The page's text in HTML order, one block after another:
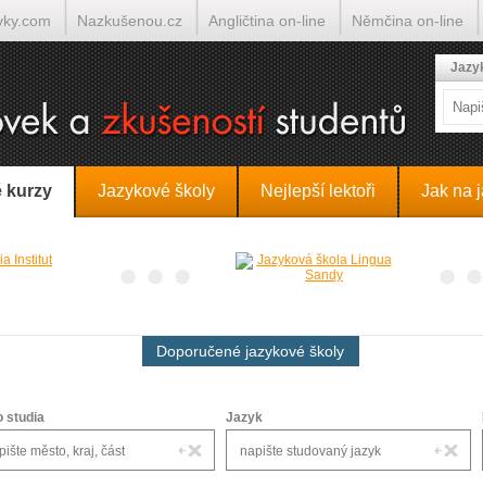
kurzy Jazykové školy Nejlepší lektoři Jak na
Doporučené jazykové školy
studia Jazyk
Nazkušenou.cz Angličtina on-line Němčina on-line